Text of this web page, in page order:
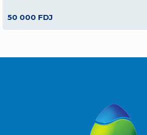
50 000 FDJ